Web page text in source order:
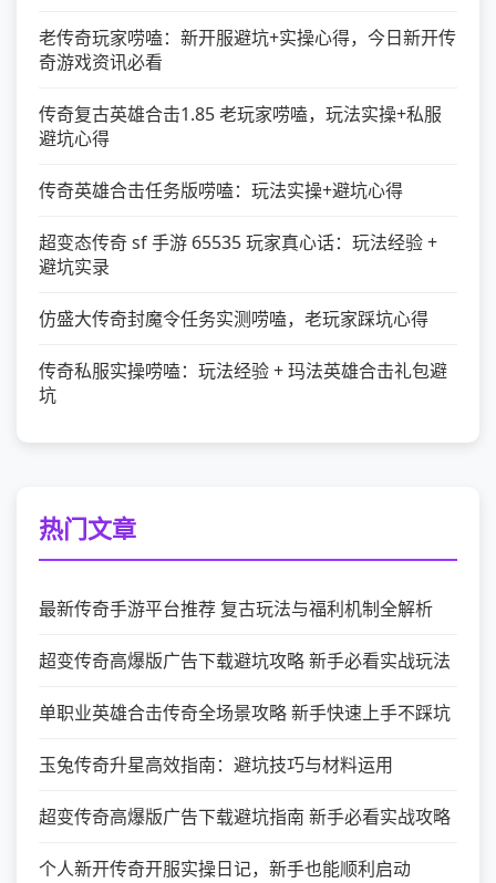
老传奇玩家唠嗑：新开服避坑+实操心得，今日新开传
奇游戏资讯必看
传奇复古英雄合击1.85 老玩家唠嗑，玩法实操+私服
避坑心得
传奇英雄合击任务版唠嗑：玩法实操+避坑心得
超变态传奇 sf 手游 65535 玩家真心话：玩法经验 +
避坑实录
仿盛大传奇封魔令任务实测唠嗑，老玩家踩坑心得
传奇私服实操唠嗑：玩法经验 + 玛法英雄合击礼包避
坑
热门文章
最新传奇手游平台推荐 复古玩法与福利机制全解析
超变传奇高爆版广告下载避坑攻略 新手必看实战玩法
单职业英雄合击传奇全场景攻略 新手快速上手不踩坑
玉兔传奇升星高效指南：避坑技巧与材料运用
超变传奇高爆版广告下载避坑指南 新手必看实战攻略
个人新开传奇开服实操日记，新手也能顺利启动